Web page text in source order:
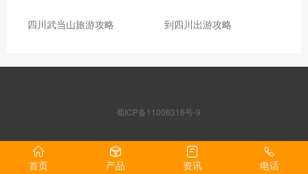
四川武当山旅游攻略 到四川出游攻略
蜀ICP备11006316号-9
首页 产品 资讯 电话